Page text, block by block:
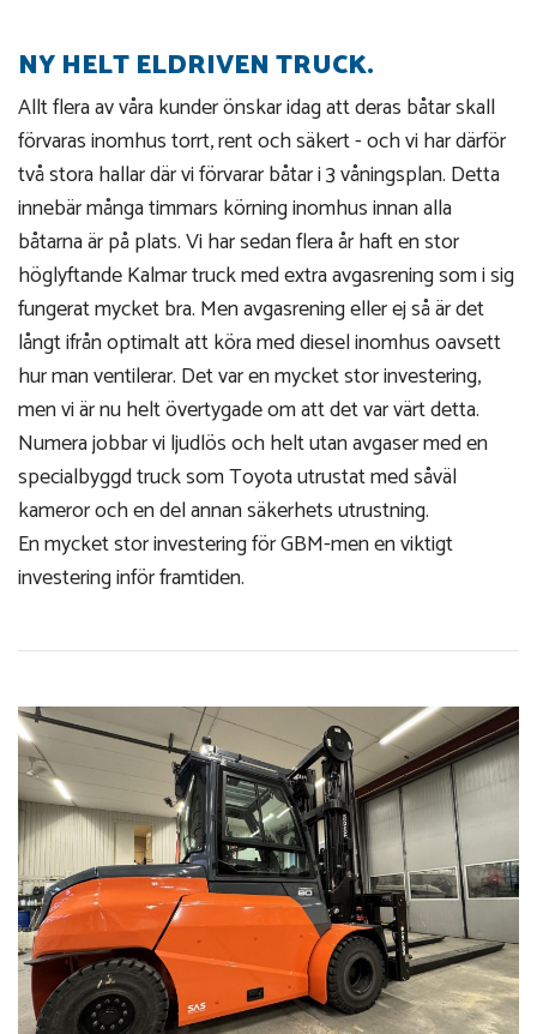
NY HELT ELDRIVEN TRUCK.
Allt flera av våra kunder önskar idag att deras båtar skall
förvaras inomhus torrt, rent och säkert - och vi har därför
två stora hallar där vi förvarar båtar i 3 våningsplan. Detta
innebär många timmars körning inomhus innan alla
båtarna är på plats. Vi har sedan flera år haft en stor
höglyftande Kalmar truck med extra avgasrening som i sig
fungerat mycket bra. Men avgasrening eller ej så är det
långt ifrån optimalt att köra med diesel inomhus oavsett
hur man ventilerar. Det var en mycket stor investering,
men vi är nu helt övertygade om att det var värt detta.
Numera jobbar vi ljudlös och helt utan avgaser med en
specialbyggd truck som Toyota utrustat med såväl
kameror och en del annan säkerhets utrustning.
En mycket stor investering för GBM-men en viktigt
investering inför framtiden.